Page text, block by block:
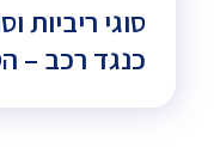
סוגי ריביות
כנגד רכב –